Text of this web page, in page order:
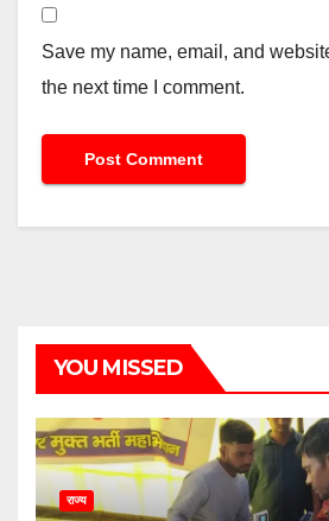
Save my name, email, and
the next time I comment.
YOU MISSED
राज्य